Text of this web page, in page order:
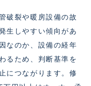
破裂や暖房設備の故
生しやすい傾向があ
なのか、設備の経年
るため、判断基準を
につながります。修